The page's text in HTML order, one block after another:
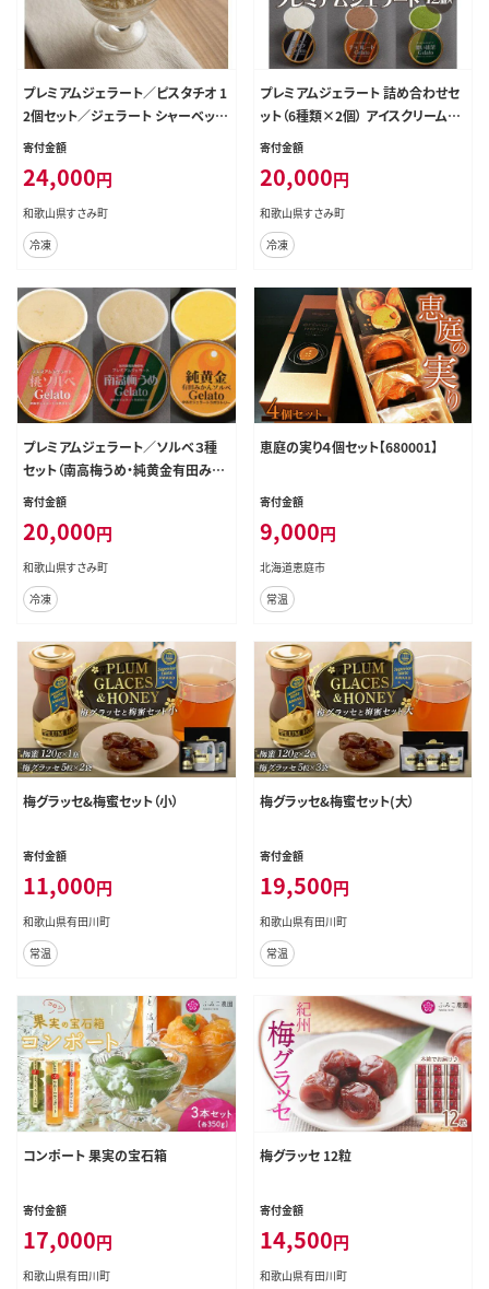
プレミアムジェラート／ピスタチオ 1
2個セット／ジェラート シャーベット
アイスクリーム 100ml ／ゆあさジ
衛門本舗 SenZanAn Premium Ic
e Cream【sutb700-11】
寄付金額
24,000円
和歌山県すさみ町
冷凍
プレミアムジェラート 詰め合わせセ
ット（6種類×2個） アイスクリームセ
ット 100mlカップ ゆあさジェラート
寄付金額
20,000円
和歌山県すさみ町
冷凍
プレミアムジェラート／ソルベ３種
セット（南高梅うめ・純黄金有田みか
ん・もも）／ジェラート アイスクリー
さジェラートラボラトリー 紀伊国屋
文左衛門本舗 SenZanAn Premiu
m Ice Cream【sutb704】
寄付金額
20,000円
和歌山県すさみ町
冷凍
恵庭の実り４個セット【680001】
寄付金額
9,000円
北海道恵庭市
常温
梅グラッセ&梅蜜セット（小）
寄付金額
11,000円
和歌山県有田川町
常温
梅グラッセ&梅蜜セット(大）
寄付金額
19,500円
和歌山県有田川町
常温
コンポート 果実の宝石箱
寄付金額
17,000円
和歌山県有田川町
梅グラッセ 12粒
寄付金額
14,500円
和歌山県有田川町